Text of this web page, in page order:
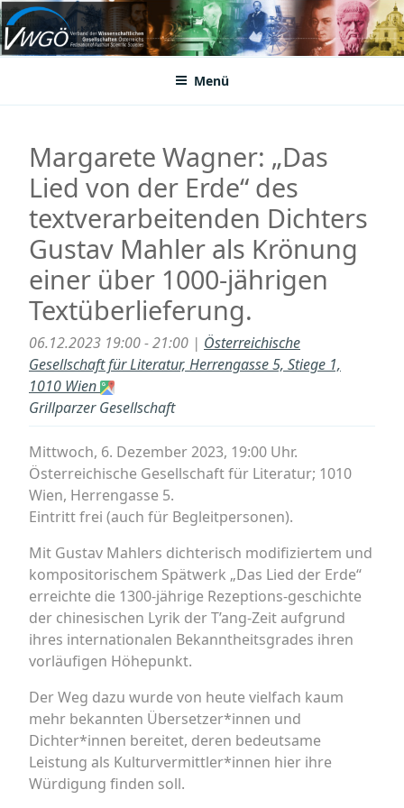
Zum
Inhalt
springenVWGÖ
Federation of Austrian Scientific Societies
Menü
Margarete Wagner: „Das
Lied von der Erde“ des
textverarbeitenden Dichters
Gustav Mahler als Krönung
einer über 1000-jährigen
Textüberlieferung.
06.12.2023 19:00 - 21:00 | Österreichische
Gesellschaft für Literatur, Herrengasse 5, Stiege 1,
1010 Wien
Grillparzer Gesellschaft
Mittwoch, 6. Dezember 2023, 19:00 Uhr.
Österreichische Gesellschaft für Literatur; 1010
Wien, Herrengasse 5.
Eintritt frei (auch für Begleitpersonen).
Mit Gustav Mahlers dichterisch modifiziertem und
kompositorischem Spätwerk „Das Lied der Erde“
erreichte die 1300-jährige Rezeptions-geschichte
der chinesischen Lyrik der T’ang-Zeit aufgrund
ihres internationalen Bekanntheitsgrades ihren
vorläufigen Höhepunkt.
Der Weg dazu wurde von heute vielfach kaum
mehr bekannten Übersetzer*innen und
Dichter*innen bereitet, deren bedeutsame
Leistung als Kulturvermittler*innen hier ihre
Würdigung finden soll.